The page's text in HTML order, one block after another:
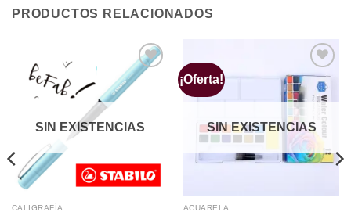
PRODUCTOS RELACIONADOS
Añadir
SIN EXISTENCIAS
CALIGRAFÍA
¡Oferta!
Añadir
a la
lista de
deseos
SIN EXISTENCIAS
ACUARELA